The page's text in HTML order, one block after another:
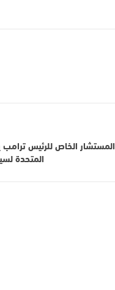
المستشار الخاص للرئيس ترامب
المتحدة